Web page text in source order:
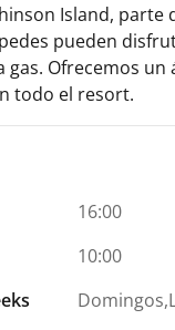
Island,
pueden
Ofrecemos
todo el resort.
16:00
10:00